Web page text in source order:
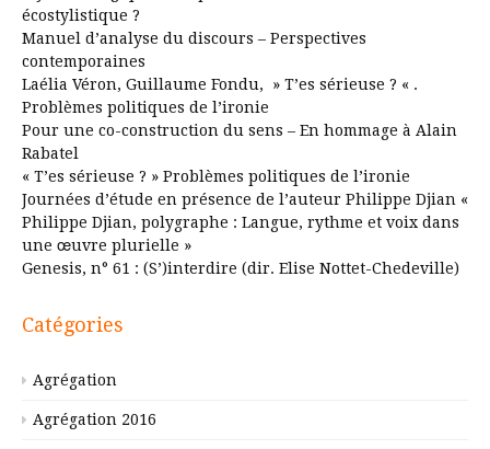
écostylistique ?
Manuel d’analyse du discours – Perspectives
contemporaines
Laélia Véron, Guillaume Fondu, » T’es sérieuse ? « .
Problèmes politiques de l’ironie
Pour une co-construction du sens – En hommage à Alain
Rabatel
« T’es sérieuse ? » Problèmes politiques de l’ironie
Journées d’étude en présence de l’auteur Philippe Djian «
Philippe Djian, polygraphe : Langue, rythme et voix dans
une œuvre plurielle »
Genesis, n° 61 : (S’)interdire (dir. Elise Nottet-Chedeville)
Catégories
Agrégation
Agrégation 2016